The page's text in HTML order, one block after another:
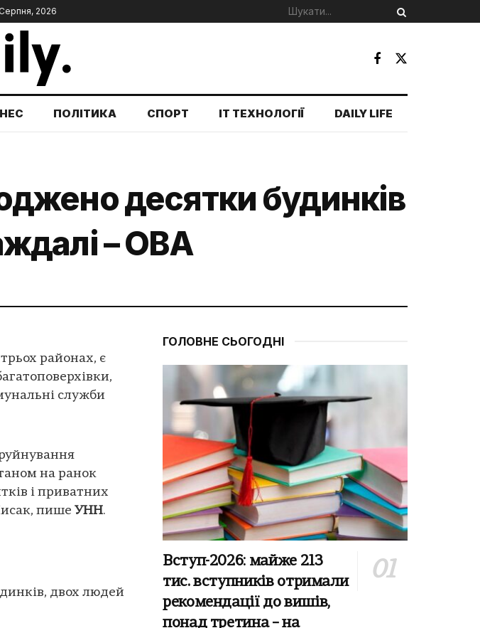
2026
ПОЛІТИКА СПОРТ IT ТЕХНОЛОГІЇ DAILY LIFE
десятки будинків
– ОВА
районах, є
служби
на ранок
і приватних
пише УНН.
двох людей
ГОЛОВНЕ СЬОГОДНІ
Вступ-2026: майже 213
тис. вступників отримали
рекомендації до вишів,
понад третина – на